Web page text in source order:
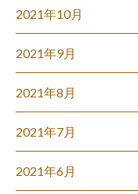
2021年10月
2021年9月
2021年8月
2021年7月
2021年6月